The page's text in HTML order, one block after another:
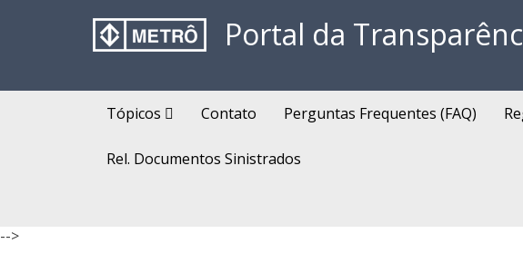
Portal da
Tópicos Contato Perguntas Frequentes (FAQ)
Rel. Documentos Sinistrados
-->